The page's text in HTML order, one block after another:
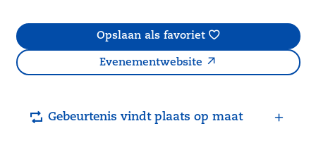
Opslaan als favoriet
Evenementwebsite
Gebeurtenis vindt plaats op maat